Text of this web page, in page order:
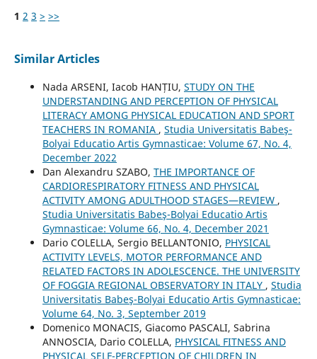
1 2 3 > >>
Similar Articles
Nada ARSENI, Iacob HANȚIU, STUDY ON THE
UNDERSTANDING AND PERCEPTION OF PHYSICAL
LITERACY AMONG PHYSICAL EDUCATION AND SPORT
TEACHERS IN ROMANIA , Studia Universitatis Babeş-
Bolyai Educatio Artis Gymnasticae: Volume 67, No. 4,
December 2022
Dan Alexandru SZABO, THE IMPORTANCE OF
CARDIORESPIRATORY FITNESS AND PHYSICAL
ACTIVITY AMONG ADULTHOOD STAGES—REVIEW ,
Studia Universitatis Babeş-Bolyai Educatio Artis
Gymnasticae: Volume 66, No. 4, December 2021
Dario COLELLA, Sergio BELLANTONIO, PHYSICAL
ACTIVITY LEVELS, MOTOR PERFORMANCE AND
RELATED FACTORS IN ADOLESCENCE. THE UNIVERSITY
OF FOGGIA REGIONAL OBSERVATORY IN ITALY , Studia
Universitatis Babeş-Bolyai Educatio Artis Gymnasticae:
Volume 64, No. 3, September 2019
Domenico MONACIS, Giacomo PASCALI, Sabrina
ANNOSCIA, Dario COLELLA, PHYSICAL FITNESS AND
PHYSICAL SELF-PERCEPTION OF CHILDREN IN